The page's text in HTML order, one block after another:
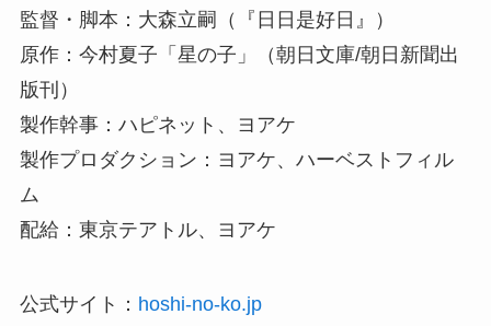
監督・脚本：大森立嗣（『日日是好日』）
原作：今村夏子「星の子」（朝日文庫/朝日新聞出
版刊）
製作幹事：ハピネット、ヨアケ
製作プロダクション：ヨアケ、ハーベストフィル
ム
配給：東京テアトル、ヨアケ
公式サイト： hoshi-no-ko.jp